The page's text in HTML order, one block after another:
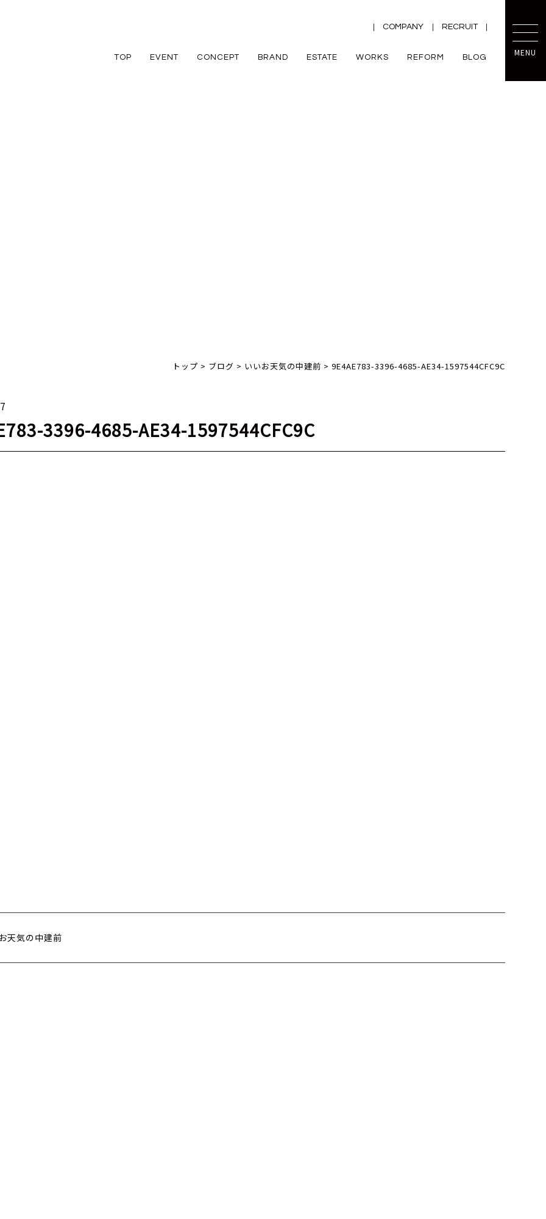
MENU
COMPANY RECRUIT
TOP EVENT CONCEPT BRAND ESTATE WORKS REFORM BLOG
トップ > ブログ > いいお天気の中建前 > 9E4AE783-3396-4685-AE34-1597544CFC9C
3396-4685-AE34-1597544CFC9C
天気の中建前